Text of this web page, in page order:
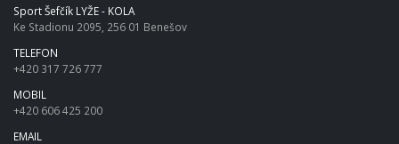
Sport Šefčík LYŽE - KOLA
Ke Stadionu 2095, 256 01 Benešov
TELEFON
+420 317 726 777
MOBIL
+420 606 425 200
EMAIL